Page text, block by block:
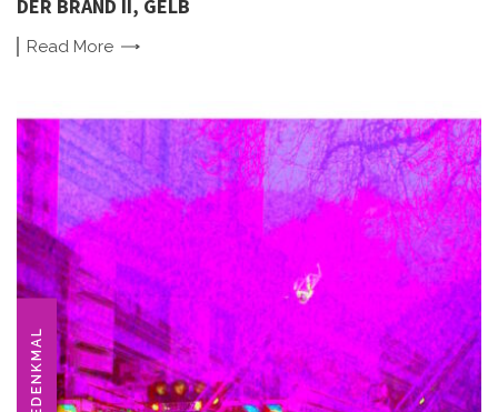
DER BRAND II, GELB
Read More